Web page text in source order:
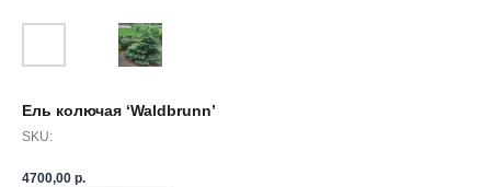
Ель колючая ‘Waldbrunn’
SKU:
4700,00 р.